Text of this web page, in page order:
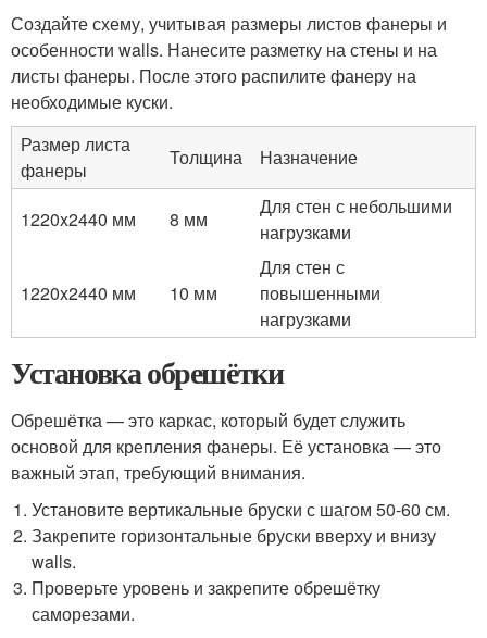
Создайте схему, учитывая размеры листов фанеры и
особенности walls. Нанесите разметку на стены и на
листы фанеры. После этого распилите фанеру на
необходимые куски.
Размер листа
фанеры
Толщина Назначение
1220x2440 мм 8 мм
Для стен с небольшими
нагрузками
1220x2440 мм 10 мм
Для стен с
повышенными
нагрузками
Установка обрешётки
Обрешётка — это каркас, который будет служить
основой для крепления фанеры. Её установка — это
важный этап, требующий внимания.
Установите вертикальные бруски с шагом 50-60 см.
Закрепите горизонтальные бруски вверху и внизу
walls.
Проверьте уровень и закрепите обрешётку
саморезами.